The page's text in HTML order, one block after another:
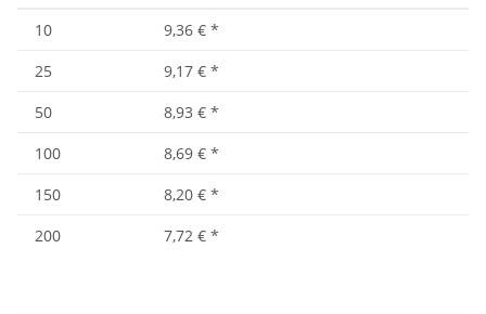
10 9,36 € *
25
9,17 € *
50
8,93 € *
100
8,69 € *
150
8,20 € *
200
7,72 € *